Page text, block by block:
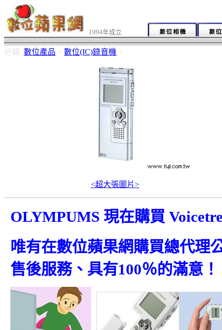
1994年成立
分類 數位產品 > 數位(IC)錄音機 >
<超大張圖片>
OLYMPUMS 現在購買
唯有在數位蘋果網購買總代理
售後服務、具有100％的滿意！